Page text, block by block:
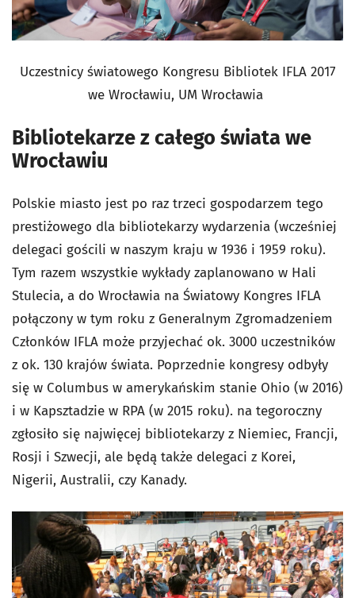
Uczestnicy światowego Kongresu Bibliotek IFLA 2017
we Wrocławiu, UM Wrocławia
Bibliotekarze z całego świata we
Wrocławiu
Polskie miasto jest po raz trzeci gospodarzem tego
prestiżowego dla bibliotekarzy wydarzenia (wcześniej
delegaci gościli w naszym kraju w 1936 i 1959 roku).
Tym razem wszystkie wykłady zaplanowano w Hali
Stulecia, a do Wrocławia na Światowy Kongres IFLA
połączony w tym roku z Generalnym Zgromadzeniem
Członków IFLA może przyjechać ok. 3000 uczestników
z ok. 130 krajów świata. Poprzednie kongresy odbyły
się w Columbus w amerykańskim stanie Ohio (w 2016)
i w Kapsztadzie w RPA (w 2015 roku). na tegoroczny
zgłosiło się najwięcej bibliotekarzy z Niemiec, Francji,
Rosji i Szwecji, ale będą także delegaci z Korei,
Nigerii, Australii, czy Kanady.